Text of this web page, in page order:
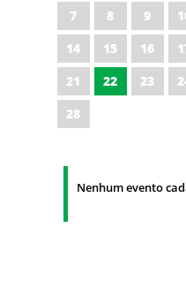
7
8 9
14
15 16
21
22 23
28
Nenhum evento